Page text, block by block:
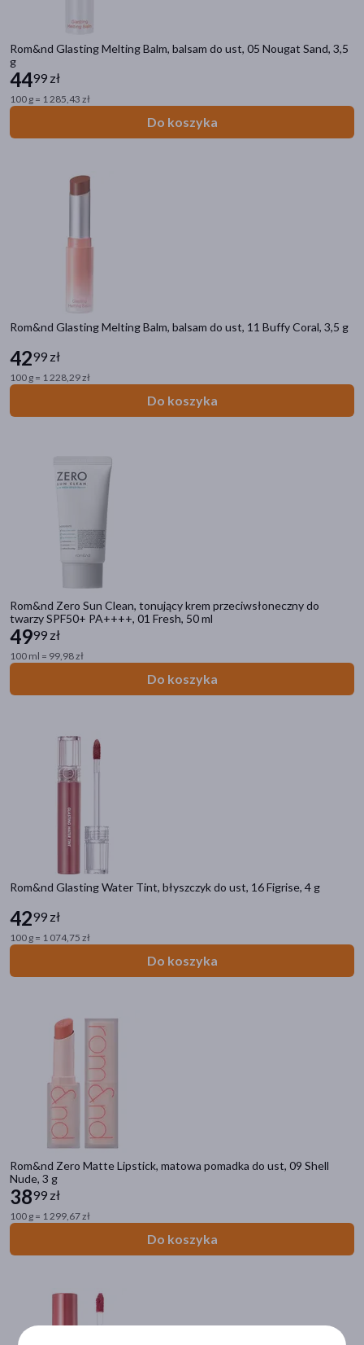
Rom&nd Glasting Melting Balm, balsam do ust, 05 Nougat Sand, 3,5
g
4499 zł
100 g = 1 285,43 zł
Do koszyka
Rom&nd Glasting Melting Balm, balsam do ust, 11 Buffy Coral, 3,5 g
4299 zł
100 g = 1 228,29 zł
Do koszyka
Rom&nd Zero Sun Clean, tonujący krem przeciwsłoneczny do
twarzy SPF50+ PA++++, 01 Fresh, 50 ml
4999 zł
100 ml = 99,98 zł
Do koszyka
Rom&nd Glasting Water Tint, błyszczyk do ust, 16 Figrise, 4 g
4299 zł
100 g = 1 074,75 zł
Do koszyka
Rom&nd Zero Matte Lipstick, matowa pomadka do ust, 09 Shell
Nude, 3 g
3899 zł
100 g = 1 299,67 zł
Do koszyka
Kosmetyki
Filtry
Wysyłka
Linia produktowa
Rom&nd Glasting Water(13)
Rom&nd Zero Matte Lipstick(4)
Rom&nd Better Than Palette
Kobieta (68)
Mężczyzna
Wiek
dla dorosłych
Kosmetyk(68)
Sposób aplikacji
na skórę(64)